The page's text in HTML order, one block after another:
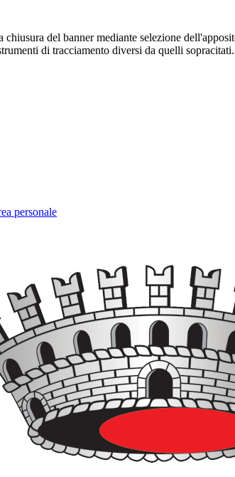
del banner mediante selezione
di tracciamento diversi da quelli sopracitati.
personale